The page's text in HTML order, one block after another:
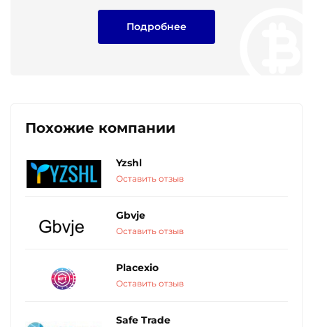
Подробнее
Похожие компании
Yzshl
Оставить отзыв
Gbvje
Оставить отзыв
Placexio
Оставить отзыв
Safe Trade